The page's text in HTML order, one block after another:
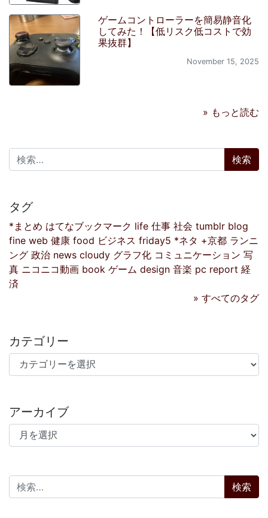
ゲームコントローラーを簡易静音化
してみた！【低リスク低コストで効
果抜群】
November 15, 2025
» もっと読む
検索:
タグ
*まとめ はてなブックマーク life 仕事 社会 tumblr blog
fine web 健康 food ビジネス friday5 *ネタ +京都 ランニ
ング 政治 news cloudy グラフ化 コミュニケーション 写
真 ニコニコ動画 book ゲーム design 音楽 pc report 経
済
» すべてのタグ
カテゴリー
カテゴリー
アーカイブ
アーカイブ
検索: